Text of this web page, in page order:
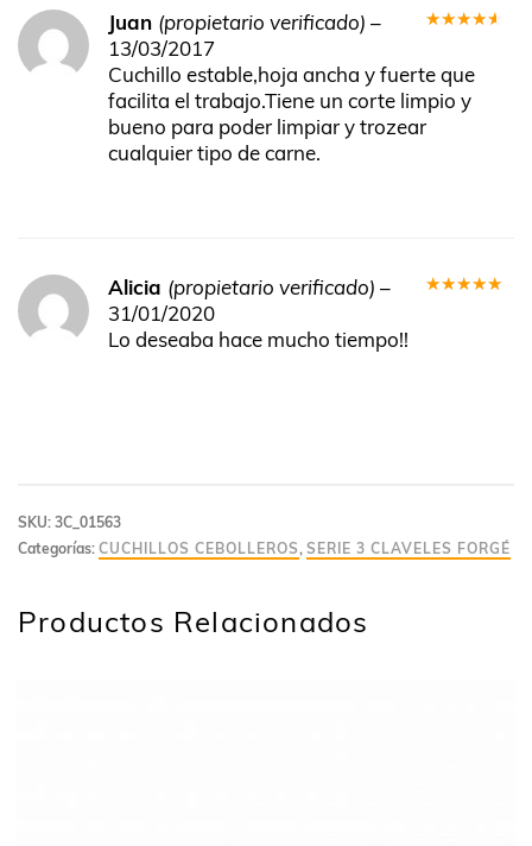
5
Juan (propietario verificado) –
13/03/2017
Cuchillo estable,hoja ancha y fuerte que
facilita el trabajo.Tiene un corte limpio y
bueno para poder limpiar y trozear
cualquier tipo de carne.
Alicia (propietario verificado) –
31/01/2020
Lo deseaba hace mucho tiempo!!
SKU: 3C_01563
Categorías: CUCHILLOS CEBOLLEROS, SERIE 3 CLAVELES FORGÉ
Productos Relacionados